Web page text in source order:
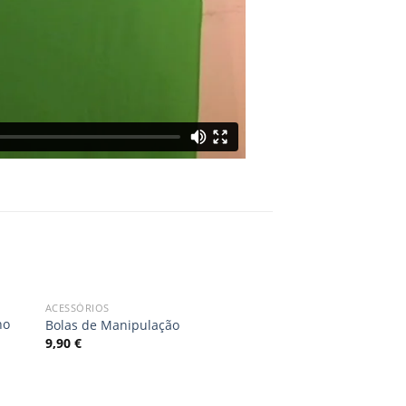
ACESSÓRIOS
Bolas de Manipulação
9,90 €